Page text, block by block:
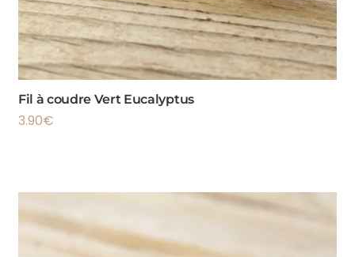
Fil à coudre Vert Eucalyptus
3.90€